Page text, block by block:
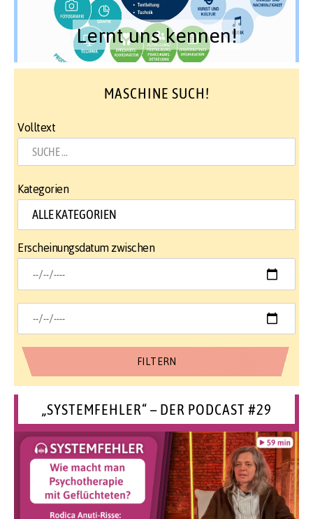
Lernt uns kennen!
MASCHINE SUCH!
Volltext
Kategorien
Erscheinungsdatum zwischen
„SYSTEMFEHLER“ – DER PODCAST #29